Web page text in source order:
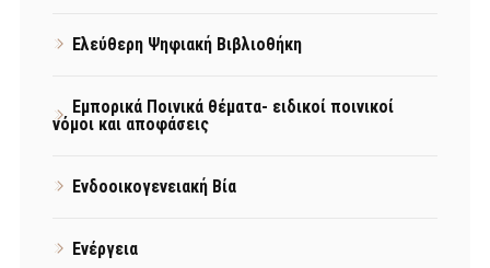
Ελεύθερη Ψηφιακή Βιβλιοθήκη
Εμπορικά Ποινικά θέματα- ειδικοί ποινικοί
νόμοι και αποφάσεις
Ενδοοικογενειακή Βία
Ενέργεια